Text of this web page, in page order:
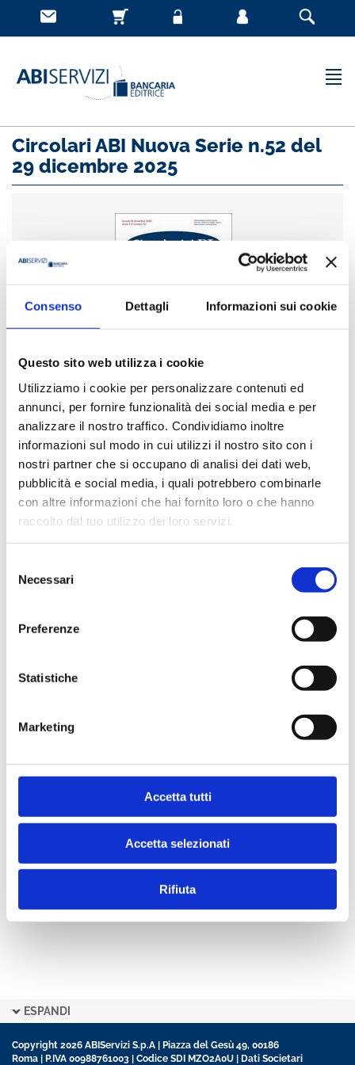
Consenso Dettagli Informazioni sui cookie
Questo sito web utilizza i cookie
Utilizziamo i cookie per personalizzare contenuti ed
annunci, per fornire funzionalità dei social media e per
analizzare il nostro traffico. Condividiamo inoltre
informazioni sul modo in cui utilizzi il nostro sito con i
nostri partner che si occupano di analisi dei dati web,
pubblicità e social media, i quali potrebbero combinarle
con altre informazioni che hai fornito loro o che hanno
raccolto dal tuo utilizzo dei loro servizi.
delNecessari
Preferenze
Statistiche
Marketing
Accetta tutti
Accetta selezionati
Rifiuta
Circolari ABI Nuova Serie n.52 del
29 dicembre 2025
Editore
Bancaria Editrice
Anno
2025
Disponibile
Indice
ESPANDI
Copyright 2026 ABIServizi S.p.A | Piazza del Gesù 49, 00186
Roma | P.IVA 00988761003 | Codice SDI MZO2A0U |
Dati Societari